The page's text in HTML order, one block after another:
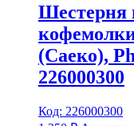
Шестерня
(Саеко),
226000300
Код: 226000300